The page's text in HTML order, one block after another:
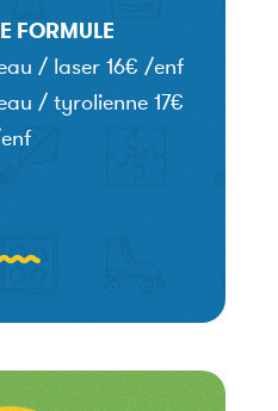
FORMULE
/ laser 16€ /enf
/ tyrolienne 17€